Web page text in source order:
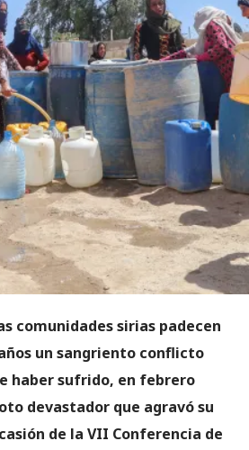
comunidades sirias padecen
un sangriento conflicto
haber sufrido, en febrero
devastador que agravó su
de la VII Conferencia de